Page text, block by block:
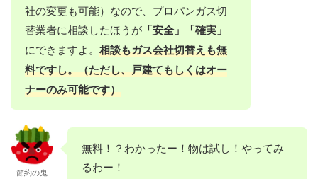
社の変更も可能）なので、プロパンガス切
替業者に相談したほうが 「安全」「確実」
にできますよ。 相談もガス会社切替えも無
料ですし。（ただし、戸建てもしくはオー
ナーのみ可能です）
節約の鬼
無料！？わかったー！物は試し！やってみ
るわー！